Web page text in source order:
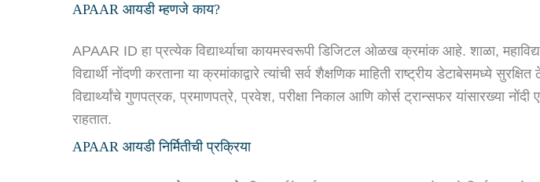
APAAR आयडी म्हणजे काय?
APAAR ID हा प्रत्येक विद्यार्थ्याचा कायमस्वरूपी डिजिटल ओळख क्रमांक आहे. शाळा,
विद्यार्थी नोंदणी करताना या क्रमांकाद्वारे त्यांची सर्व शैक्षणिक माहिती राष्ट्रीय डेटाबेसमध्ये
विद्यार्थ्यांचे गुणपत्रक, प्रमाणपत्रे, प्रवेश, परीक्षा निकाल आणि कोर्स ट्रान्सफर यांसारख्या
राहतात.
APAAR आयडी निर्मितीची प्रक्रिया